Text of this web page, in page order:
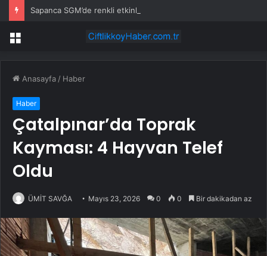
Sapanca SGM’de renkli etkinlik
Menü
Anasayfa / Haber
Haber
Çatalpınar’da Toprak
Kayması: 4 Hayvan Telef
Oldu
ÜMİT SAVĞA Mayıs 23, 2026 0 0 Bir dakikadan az